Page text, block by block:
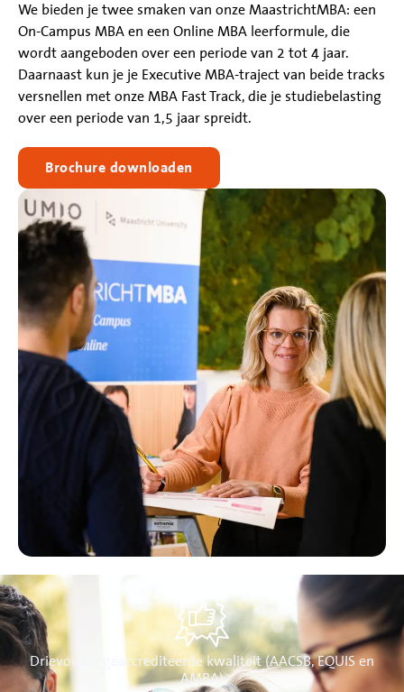
We bieden je twee smaken van onze MaastrichtMBA: een
On-Campus MBA en een Online MBA leerformule, die
wordt aangeboden over een periode van 2 tot 4 jaar.
Daarnaast kun je je Executive MBA-traject van beide tracks
versnellen met onze MBA Fast Track, die je studiebelasting
over een periode van 1,5 jaar spreidt.
Brochure downloaden
Drievoudig geaccrediteerde kwaliteit (AACSB, EQUIS en
AMBA)